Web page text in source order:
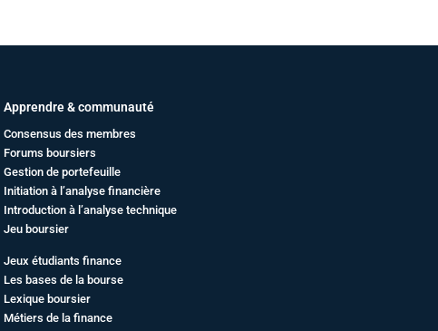
Apprendre & communauté
Consensus des membres
Forums boursiers
Gestion de portefeuille
Initiation à l’analyse financière
Introduction à l’analyse technique
Jeu boursier
Jeux étudiants finance
Les bases de la bourse
Lexique boursier
Métiers de la finance